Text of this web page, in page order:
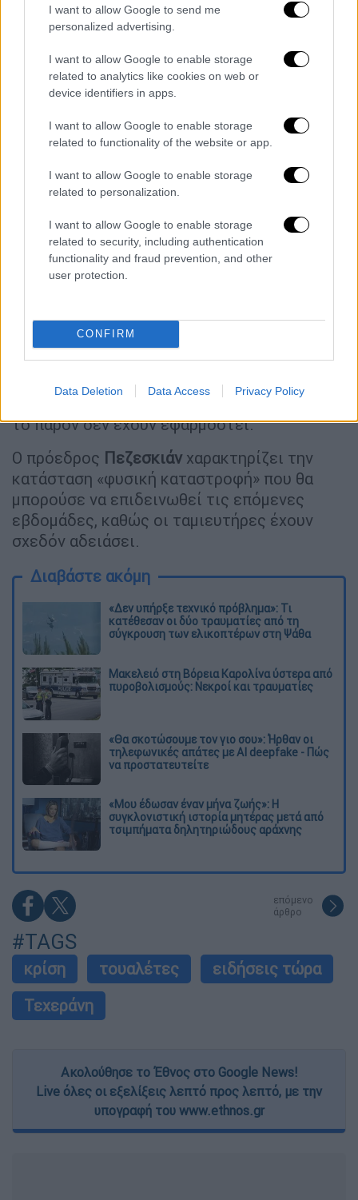
I want to allow Google to send me
personalized advertising.
I want to allow Google to enable storage
related to analytics like cookies on web or
device identifiers in apps.
I want to allow Google to enable storage
related to functionality of the website or app.
I want to allow Google to enable storage
related to personalization.
I want to allow Google to enable storage
related to security, including authentication
functionality and fraud prevention, and other
user protection.
CONFIRM
Data Deletion Data Access Privacy Policy
κλιματιστικών ακόμα κι αν οι θερμοκρασίες
κυμαίνονται μεταξύ40 και 50 βαθμών
Κελσίου.
Είναι σχεδόν αδύνατον να ζει κανείς σε
στα μέσα κοινωνικής δικτύωσης πολλοί από
τους 15 εκατομμύρια κατοίκους της
ιρανικής πρωτεύουσας.
Άλλα μέτρα που εξετάζει να επιβάλει η
κυβέρνηση υπό τον πρόεδροΜασούντ
Πεζεσκιάνπεριλαμβάνουν μια μείωση της
εβδομάδας εργασίας από τις πέντε στις
τέσσερις ημέρες ή ακόμα και να διατάξει το
προκειμένου να εξοικονομήσει ηλεκτρικό
ρεύμα και νερό.
Όμως, οι φόβοι για τον οικονομικό
αντίκτυπο των σχεδίων σημαίνουν ότι προς
το παρόν δεν έχουν εφαρμοστεί.
Ο πρόεδρος Πεζεσκιάν χαρακτηρίζει την
κατάσταση «φυσική καταστροφή» που θα
μπορούσε να επιδεινωθεί τις επόμενες
εβδομάδες, καθώς οι ταμιευτήρες έχουν
σχεδόν αδειάσει.
Διαβάστε ακόμη
«Δεν υπήρξε τεχνικό πρόβλημα»: Τι
κατέθεσαν οι δύο τραυματίες από τη
σύγκρουση των ελικοπτέρων στη Ψάθα
Μακελειό στη Βόρεια Καρολίνα ύστερα από
πυροβολισμούς: Νεκροί και τραυματίες
«Θα σκοτώσουμε τον γιο σου»: Ήρθαν οι
τηλεφωνικές απάτες με AI deepfake - Πώς
να προστατευτείτε
«Μου έδωσαν έναν μήνα ζωής»: Η
συγκλονιστική ιστορία μητέρας μετά από
τσιμπήματα δηλητηριώδους αράχνης
επόμενο
άρθρο
#TAGS
κρίση τουαλέτες
ειδήσεις τώρα
Τεχεράνη
Ακολούθησε το Έθνος στο Google News!
Live όλες οι εξελίξεις λεπτό προς λεπτό, με την
υπογραφή του www.ethnos.gr